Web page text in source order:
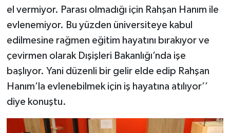
el vermiyor. Parası olmadığı için Rahşan Hanım ile
evlenemiyor. Bu yüzden üniversiteye kabul
edilmesine rağmen eğitim hayatını bırakıyor ve
çevirmen olarak Dışişleri Bakanlığı’nda işe
başlıyor. Yani düzenli bir gelir elde edip Rahşan
Hanım’la evlenebilmek için iş hayatına atılıyor’’
diye konuştu.